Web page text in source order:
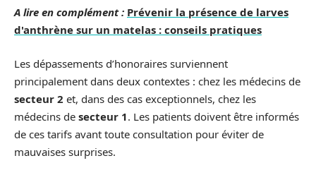
A lire en complément : Prévenir la présence de larves
d'anthrène sur un matelas : conseils pratiques
Les dépassements d’honoraires surviennent
principalement dans deux contextes : chez les médecins de
secteur 2 et, dans des cas exceptionnels, chez les
médecins de secteur 1. Les patients doivent être informés
de ces tarifs avant toute consultation pour éviter de
mauvaises surprises.